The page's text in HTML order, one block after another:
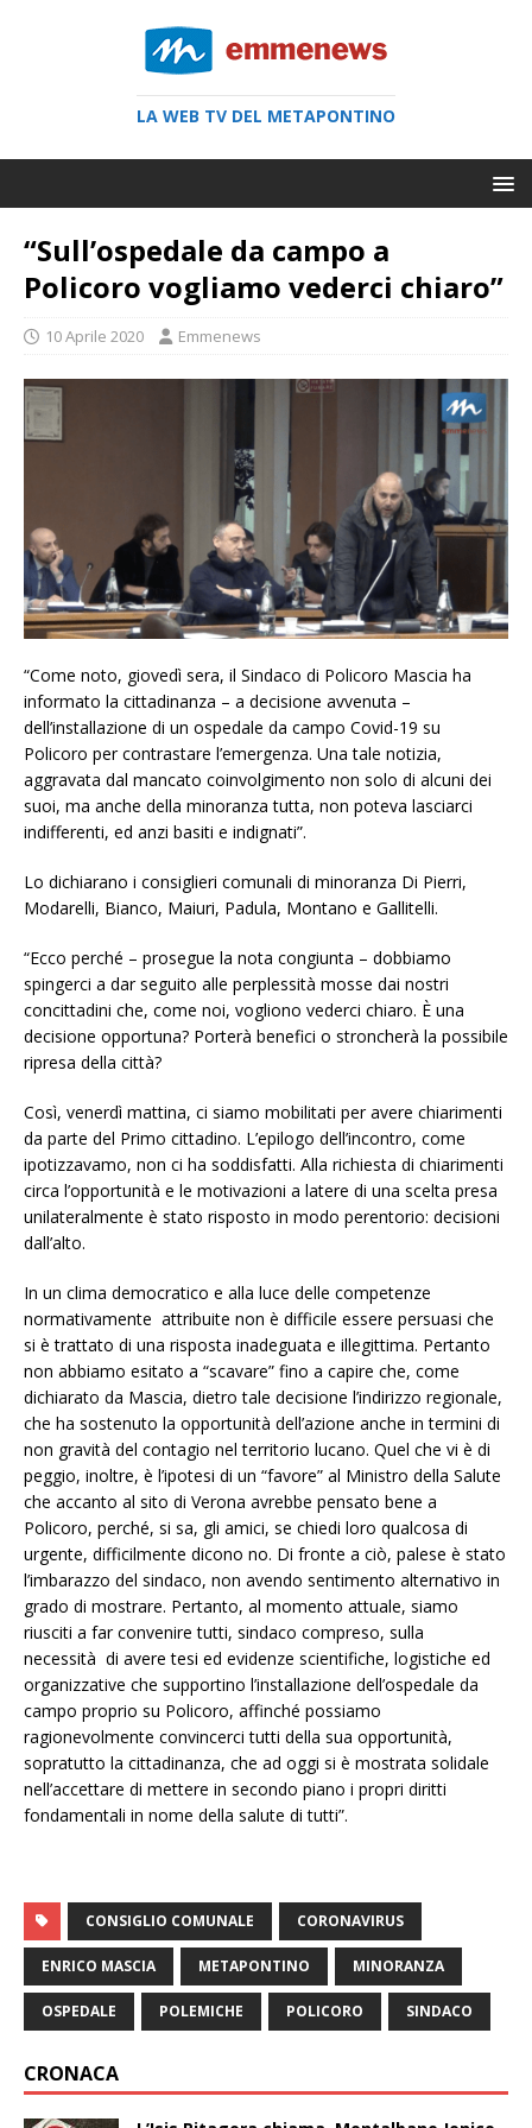
LA WEB TV DEL METAPONTINO
“Sull’ospedale da campo a
Policoro vogliamo vederci chiaro”
10 Aprile 2020 Emmenews
“Come noto, giovedì sera, il Sindaco di Policoro Mascia ha
informato la cittadinanza – a decisione avvenuta –
dell’installazione di un ospedale da campo Covid-19 su
Policoro per contrastare l’emergenza. Una tale notizia,
aggravata dal mancato coinvolgimento non solo di alcuni dei
suoi, ma anche della minoranza tutta, non poteva lasciarci
indifferenti, ed anzi basiti e indignati”.
Lo dichiarano i consiglieri comunali di minoranza Di Pierri,
Modarelli, Bianco, Maiuri, Padula, Montano e Gallitelli.
“Ecco perché – prosegue la nota congiunta – dobbiamo
spingerci a dar seguito alle perplessità mosse dai nostri
concittadini che, come noi, vogliono vederci chiaro. È una
decisione opportuna? Porterà benefici o stroncherà la possibile
ripresa della città?
Così, venerdì mattina, ci siamo mobilitati per avere chiarimenti
da parte del Primo cittadino. L’epilogo dell’incontro, come
ipotizzavamo, non ci ha soddisfatti. Alla richiesta di chiarimenti
circa l’opportunità e le motivazioni a latere di una scelta presa
unilateralmente è stato risposto in modo perentorio: decisioni
dall’alto.
In un clima democratico e alla luce delle competenze
normativamente attribuite non è difficile essere persuasi che
si è trattato di una risposta inadeguata e illegittima. Pertanto
non abbiamo esitato a “scavare” fino a capire che, come
dichiarato da Mascia, dietro tale decisione l’indirizzo regionale,
che ha sostenuto la opportunità dell’azione anche in termini di
non gravità del contagio nel territorio lucano. Quel che vi è di
peggio, inoltre, è l’ipotesi di un “favore” al Ministro della Salute
che accanto al sito di Verona avrebbe pensato bene a
Policoro, perché, si sa, gli amici, se chiedi loro qualcosa di
urgente, difficilmente dicono no. Di fronte a ciò, palese è stato
l’imbarazzo del sindaco, non avendo sentimento alternativo in
grado di mostrare. Pertanto, al momento attuale, siamo
riusciti a far convenire tutti, sindaco compreso, sulla
necessità di avere tesi ed evidenze scientifiche, logistiche ed
organizzative che supportino l’installazione dell’ospedale da
campo proprio su Policoro, affinché possiamo
ragionevolmente convincerci tutti della sua opportunità,
sopratutto la cittadinanza, che ad oggi si è mostrata solidale
nell’accettare di mettere in secondo piano i propri diritti
fondamentali in nome della salute di tutti”.
CONSIGLIO COMUNALE CORONAVIRUS
ENRICO MASCIA METAPONTINO MINORANZA
OSPEDALE POLEMICHE POLICORO SINDACO
CRONACA